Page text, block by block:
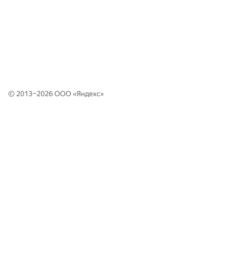
© 2013–2026 ООО «Яндекс»